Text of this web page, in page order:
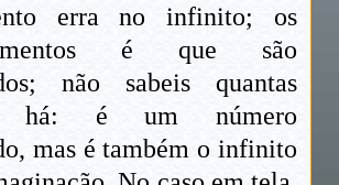
erra no infinito; os
é que são
não sabeis quantas
há: é um número
mas é também o infinito